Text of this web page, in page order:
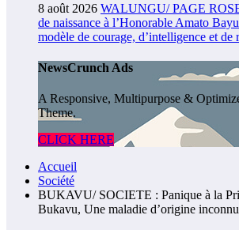
8 août 2026 WALUNGU/ PAGE
de naissance à l’Honorable Amato
modèle de courage, d’intelligence et de
NewsCrunch Ads
A Responsive, Multipurpose &
Theme.
CLICK HERE
Accueil
Société
BUKAVU/ SOCIETE : Panique à la
Bukavu, Une maladie d’origine